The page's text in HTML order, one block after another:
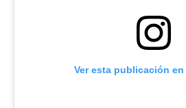
Ver esta publicación